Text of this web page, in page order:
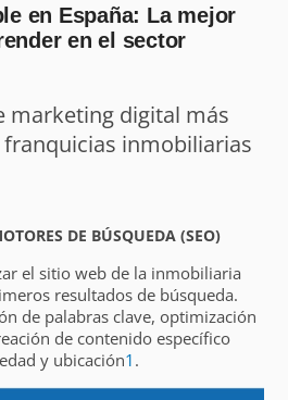
en España: La mejor
en el sector
marketing digital más
inmobiliarias
DE BÚSQUEDA (SEO)
el sitio web de la inmobiliaria
resultados de búsqueda.
de palabras clave, optimización
de contenido específico
y ubicación1 .